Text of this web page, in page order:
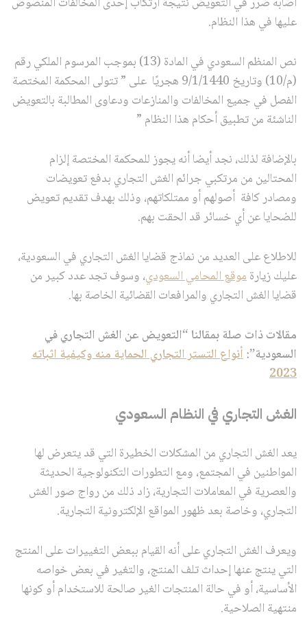
عليها في هذا النظام.
نص المنظم السعودي في المادة (13) بموجب المرسوم الملكي رقم
(م/10) وتاريخ 9/1/1440 هجريًا على ” تتولى المحكمة المختصة
الفصل في جميع المخالفات والمنازعات ودعاوى المطالبة بالتعويض
الناشئة من تطبيق أحكام هذا النظام ”
بالإضافة لذلك، نجد أيضا أنه يجوز للمحكمة المختصة إلزام
المحتالين من مرتكبي جرائم الغش التجاري بدفع تعويضات
ومصادر كافة أصولهم أو ممتلكاتهم، وذلك بهدف تقديم تعويض
للضحايا عن أي خسائر قد الحقت بهم.
للاطلاع على العديد من نماذج قضايا الغش التجاري في السعودية،
عليك زيارةموقع المحامي السعودي، وسوف تجد عدد كبير من
قضايا الغش التجاري والمرافعات القضائية الخاصة بها.
مقالات ذات صلة بمقالنا “التعويض عن الغش التجاري في
السعودية”:أنواع التستر التجاري الحماية منه وكيفية اثباته
2023
الغش التجاري في النظام السعودي
يعد الغش التجاري من المشكلات الخطيرة التي قد يتعرض لها
المواطنين في المجتمع، ومع التطورات التكنولوجية الحديثة
والعصرية في المعاملات التجارية، زاد ذلك من رواج صور الغش
التجاري، وخاصة بعد ظهور المواقع الإلكترونية التجارية.
ويعرف الغش التجاري على أنه القيام ببعض التغييرات على المنتج
التي ينتج عنها إحداث تلف المنتج، والتغير في بعض خواصه
الأساسية، أو في حالة المنتجات الغير صالحة للاستخدام أو كونها
منتهية الصلاحية.